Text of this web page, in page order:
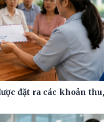
đặt ra các khoản thu,